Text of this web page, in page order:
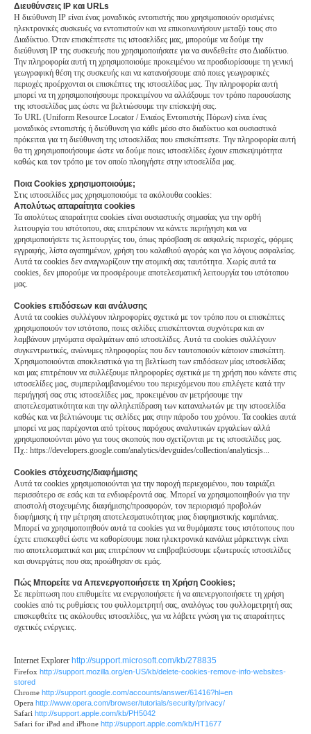
Διευθύνσεις IP και URLs
Η διεύθυνση IP είναι ένας μοναδικός εντοπιστής που χρησιμοποιούν ορισμένες
ηλεκτρονικές συσκευές να εντοπιστούν και να επικοινωνήσουν μεταξύ τους στο
Διαδίκτυο. Όταν επισκέπτεστε τις ιστοσελίδες μας, μπορούμε να δούμε την
διεύθυνση IP της συσκευής που χρησιμοποιήσατε για να συνδεθείτε στο Διαδίκτυο.
Την πληροφορία αυτή τη χρησιμοποιούμε προκειμένου να προσδιορίσουμε τη γενική
γεωγραφική θέση της συσκευής και να κατανοήσουμε από ποιες γεωγραφικές
περιοχές προέρχονται οι επισκέπτες της ιστοσελίδας μας. Την πληροφορία αυτή
μπορεί να τη χρησιμοποιήσουμε προκειμένου να αλλάξουμε τον τρόπο παρουσίασης
της ιστοσελίδας μας ώστε να βελτιώσουμε την επίσκεψή σας.
Το URL (Uniform Resource Locator / Ενιαίος Εντοπιστής Πόρων) είναι ένας
μοναδικός εντοπιστής ή διεύθυνση για κάθε μέσο στο διαδίκτυο και ουσιαστικά
πρόκειται για τη διεύθυνση της ιστοσελίδας που επισκέπτεστε. Την πληροφορία αυτή
θα τη χρησιμοποιήσουμε ώστε να δούμε ποιες ιστοσελίδες έχουν επισκεψιμότητα
καθώς και τον τρόπο με τον οποίο πλοηγήστε στην ιστοσελίδα μας.
Ποια Cookies χρησιμοποιούμε;
Στις ιστοσελίδες μας χρησιμοποιούμε τα ακόλουθα cookies:
Απολύτως απαραίτητα cookies
Τα απολύτως απαραίτητα cookies είναι ουσιαστικής σημασίας για την ορθή
λειτουργία του ιστότοπου, σας επιτρέπουν να κάνετε περιήγηση και να
χρησιμοποιήσετε τις λειτουργίες του, όπως πρόσβαση σε ασφαλείς περιοχές, φόρμες
εγγραφής, λίστα αγαπημένων, χρήση του καλαθιού αγοράς και για λόγους ασφαλείας.
Αυτά τα cookies δεν αναγνωρίζουν την ατομική σας ταυτότητα. Χωρίς αυτά τα
cookies, δεν μπορούμε να προσφέρουμε αποτελεσματική λειτουργία του ιστότοπου
μας.
Cookies επιδόσεων και ανάλυσης
Αυτά τα cookies συλλέγουν πληροφορίες σχετικά με τον τρόπο που οι επισκέπτες
χρησιμοποιούν τον ιστότοπο, ποιες σελίδες επισκέπτονται συχνότερα και αν
λαμβάνουν μηνύματα σφαλμάτων από ιστοσελίδες. Αυτά τα cookies συλλέγουν
συγκεντρωτικές, ανώνυμες πληροφορίες που δεν ταυτοποιούν κάποιον επισκέπτη.
Χρησιμοποιούνται αποκλειστικά για τη βελτίωση των επιδόσεων μίας ιστοσελίδας
και μας επιτρέπουν να συλλέξουμε πληροφορίες σχετικά με τη χρήση που κάνετε στις
ιστοσελίδες μας, συμπεριλαμβανομένου του περιεχόμενου που επιλέγετε κατά την
περιήγησή σας στις ιστοσελίδες μας, προκειμένου αν μετρήσουμε την
αποτελεσματικότητα και την αλληλεπίδραση των καταναλωτών με την ιστοσελίδα
καθώς και να βελτιώνουμε τις σελίδες μας στην πάροδο του χρόνου. Τα cookies αυτά
μπορεί να μας παρέχονται από τρίτους παρόχους αναλυτικών εργαλείων αλλά
χρησιμοποιούνται μόνο για τους σκοπούς που σχετίζονται με τις ιστοσελίδες μας.
Πχ.: https://developers.google.com/analytics/devguides/collection/analyticsjs...
Cookies στόχευσης/διαφήμισης
Αυτά τα cookies χρησιμοποιούνται για την παροχή περιεχομένου, που ταιριάζει
περισσότερο σε εσάς και τα ενδιαφέροντά σας. Μπορεί να χρησιμοποιηθούν για την
αποστολή στοχευμένης διαφήμισης/προσφορών, τον περιορισμό προβολών
διαφήμισης ή την μέτρηση αποτελεσματικότητας μιας διαφημιστικής καμπάνιας.
Μπορεί να χρησιμοποιηθούν αυτά τα cookies για να θυμόμαστε τους ιστότοπους που
έχετε επισκεφθεί ώστε να καθορίσουμε ποια ηλεκτρονικά κανάλια μάρκετινγκ είναι
πιο αποτελεσματικά και μας επιτρέπουν να επιβραβεύσουμε εξωτερικές ιστοσελίδες
και συνεργάτες που σας προώθησαν σε εμάς.
Πώς Μπορείτε να Απενεργοποιήσετε τη Χρήση Cookies;
Σε περίπτωση που επιθυμείτε να ενεργοποιήσετε ή να απενεργοποιήσετε τη χρήση
cookies από τις ρυθμίσεις του φυλλομετρητή σας, αναλόγως του φυλλομετρητή σας
επισκεφθείτε τις ακόλουθες ιστοσελίδες, για να λάβετε γνώση για τις απαραίτητες
σχετικές ενέργειες.
Internet Explorer http://support.microsoft.com/kb/278835
Firefox http://support.mozilla.org/en-US/kb/delete-cookies-remove-info-websites-
stored
Chrome http://support.google.com/accounts/answer/61416?hl=en
Opera http://www.opera.com/browser/tutorials/security/privacy/
Safari http://support.apple.com/kb/PH5042
Safari for iPad and iPhone http://support.apple.com/kb/HT1677